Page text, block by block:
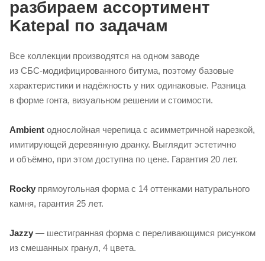
разбираем ассортимент
Katepal по задачам
Все коллекции производятся на одном заводе
из СБС-модифицированного битума, поэтому базовые
характеристики и надёжность у них одинаковые. Разница
в форме гонта, визуальном решении и стоимости.
Ambient однослойная черепица с асимметричной нарезкой,
имитирующей деревянную дранку. Выглядит эстетично
и объёмно, при этом доступна по цене. Гарантия 20 лет.
Rocky прямоугольная форма с 14 оттенками натурального
камня, гарантия 25 лет.
Jazzy — шестигранная форма с переливающимся рисунком
из смешанных гранул, 4 цвета.